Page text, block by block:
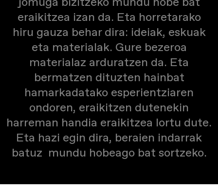
eraikitzea izan da. Eta horretarako
hiru gauza behar dira: ideiak, eskuak
eta materialak. Gure bezeroa
materialaz arduratzen da. Eta
bermatzen dituzten hainbat
hamarkadatako esperientziaren
ondoren, eraikitzen dutenekin
harreman handia eraikitzea lortu dute.
Eta hazi egin dira, beraien indarrak
batuz mundu hobeago bat sortzeko.